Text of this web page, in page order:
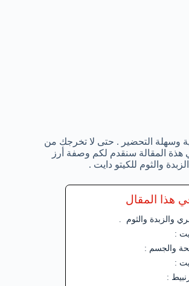
وسهلة التحضير . حتى لا تخرجك من
هذة المقالة سنقدم لكم وصفة أرز
والثوم للكيتو دايت .
هذا المقال
والزبدة والثوم .
:
والجسم :
:
: